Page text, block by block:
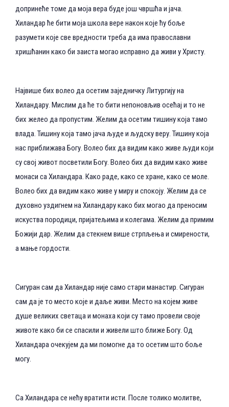
допринеће томе да моја вера буде још чвршћа и јача.
Хиландар ће бити моја школа вере након које ћу боље
разумети које све вредности треба да има православни
хришћанин како би заиста могао исправно да живи у Христу.
Највише бих волео да осетим заједничку Литургију на
Хиландару. Мислим да ће то бити непоновљив осећај и то не
бих желео да пропустим. Желим да осетим тишину која тамо
влада. Тишину која тамо јача људе и људску веру. Тишину која
нас приближава Богу. Волео бих да видим како живе људи који
су свој живот посветили Богу. Волео бих да видим како живе
монаси са Хиландара. Како раде, како се хране, како се моле.
Волео бих да видим како живе у миру и спокоју. Желим да се
духовно уздигнем на Хиландару како бих могао да преносим
искуства породици, пријатељима и колегама. Желим да примим
Божији дар. Желим да стекнем више стрпљења и смирености,
а мање гордости.
Сигуран сам да Хиландар није само стари манастир. Сигуран
сам да је то место које и даље живи. Место на којем живе
душе великих светаца и монаха који су тамо провели своје
животе како би се спасили и живели што ближе Богу. Од
Хиландара очекујем да ми помогне да то осетим што боље
могу.
Са Хиландара се нећу вратити исти. После толико молитве,